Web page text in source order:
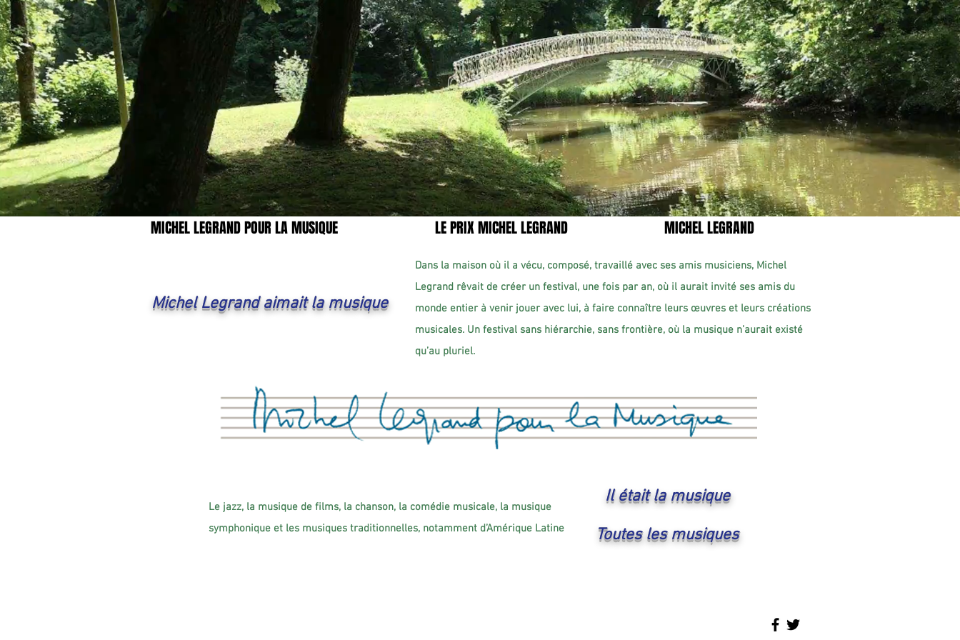
Michel Legrand aimait la musique
Dans la maison où il a vécu, composé, travaillé avec ses amis musiciens, Michel
Legrand rêvait de créer un festival, une fois par an, où il aurait invité ses amis du
monde entier à venir jouer avec lui, à faire connaître leurs œuvres et leurs créations
musicales. Un festival sans hiérarchie, sans frontière, où la musique n’aurait existé
qu’au pluriel.
Le jazz, la musique de films, la chanson, la comédie musicale, la musique
symphonique et les musiques traditionnelles, notamment d’Amérique Latine
Il était la musique
Toutes les musiques
MICHEL LEGRAND POUR LA MUSIQUE LE PRIX MICHEL LEGRAND MICHEL LEGRAND